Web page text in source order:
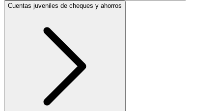
Cuentas juveniles de cheques y ahorros